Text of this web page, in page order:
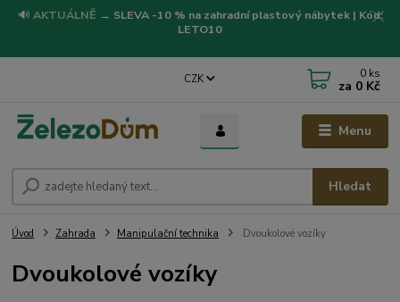
🔊 AKTUÁLNĚ → SLEVA -10 % na zahradní plastový nábytek | Kód:
LETO10
Menu
CZK
Hledat
0 ks
za 0 Kč
Úvod Zahrada Manipulační technika Dvoukolové vozíky
Dvoukolové vozíky